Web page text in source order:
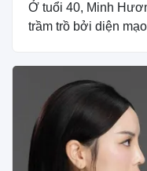
Ở tuổi 40, Minh
trầm trồ bởi diện